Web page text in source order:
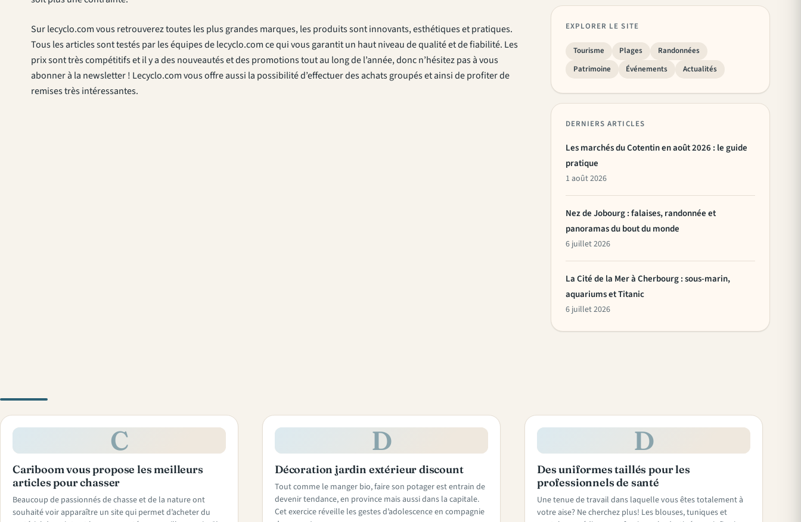
Sur lecyclo.com vous retrouverez toutes les plus grandes marques, les produits sont innovants, esthétiques et pratiques.
Tous les articles sont testés par les équipes de lecyclo.com ce qui vous garantit un haut niveau de qualité et de fiabilité. Les
prix sont très compétitifs et il y a des nouveautés et des promotions tout au long de l’année, donc n’hésitez pas à vous
abonner à la newsletter ! Lecyclo.com vous offre aussi la possibilité d’effectuer des achats groupés et ainsi de profiter de
remises très intéressantes.
EXPLORER LE SITE
Tourisme Plages
Randonnées
Patrimoine
Événements Actualités
DERNIERS ARTICLES
Les marchés du Cotentin en août 2026 : le guide
pratique
1 août 2026
Nez de Jobourg : falaises, randonnée et
panoramas du bout du monde
6 juillet 2026
La Cité de la Mer à Cherbourg : sous-marin,
aquariums et Titanic
6 juillet 2026
C
Cariboom vous propose les meilleurs
articles pour chasser
Beaucoup de passionnés de chasse et de la nature ont
souhaité voir apparaître un site qui permet d’acheter du
D
Décoration jardin extérieur discount
Tout comme le manger bio, faire son potager est entrain de
devenir tendance, en province mais aussi dans la capitale.
Cet exercice réveille les gestes d’adolescence en compagnie
D
Des uniformes taillés pour les
professionnels de santé
Une tenue de travail dans laquelle vous êtes totalement à
votre aise? Ne cherchez plus! Les blouses, tuniques et